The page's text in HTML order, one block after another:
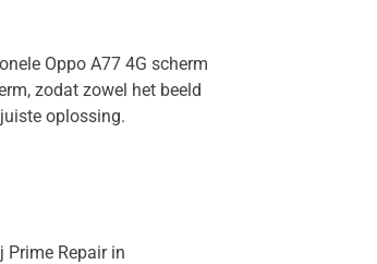
Oppo A77 4G scherm
zodat zowel het beeld
oplossing.
Prime Repair in